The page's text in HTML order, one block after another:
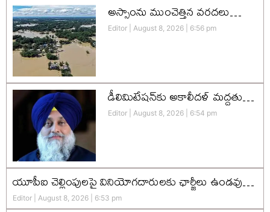
అస్సాంను ముంచెత్తిన వరదలు…
Editor August 8, 2026 6:56 pm
డీలిమిటేషన్‌కు అకాలీదళ్‌ మద్దతు…
Editor August 8, 2026 6:54 pm
యూపీఐ చెల్లింపులపై వినియోగదారులకు ఛార్జీలు ఉండవు…
Editor August 8, 2026 6:53 pm